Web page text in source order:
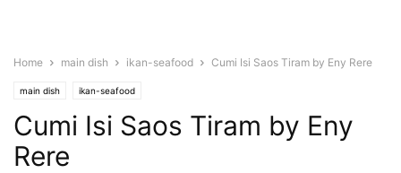
Home main dish ikan-seafood Cumi Isi Saos Tiram by Eny Rere
main dish ikan-seafood
Cumi Isi Saos Tiram by Eny
Rere